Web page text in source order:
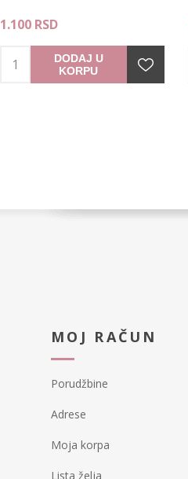
1.100 RSD
DODAJ U
KORPU
MOJ RAČUN
Porudžbine
Adrese
Moja korpa
Lista želja